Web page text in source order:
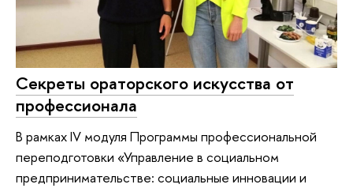
Секреты ораторского искусства от
профессионала
В рамках IV модуля Программы профессиональной
переподготовки «Управление в социальном
предпринимательстве: социальные инновации и